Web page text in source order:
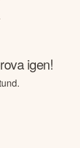
igen!